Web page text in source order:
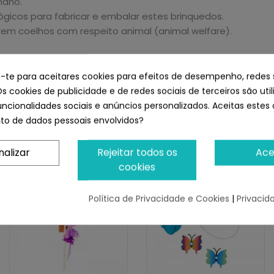
para fabricar e embalar estes brinquedos.
coelhos com respeito animal (animal welfare).
animal e voltará a desfrutar do jogo. 100% natural.
rabito de cuero Para Gatos 12 cm
te para aceitares cookies para efeitos de desempenho, redes
cookies de publicidade e de redes sociais de terceiros são
sociais e anúncios personalizados. Aceitas estes
de dados pessoais envolvidos?
Rejeitar todos os
cookies
Política de Privacidade e Cookies |